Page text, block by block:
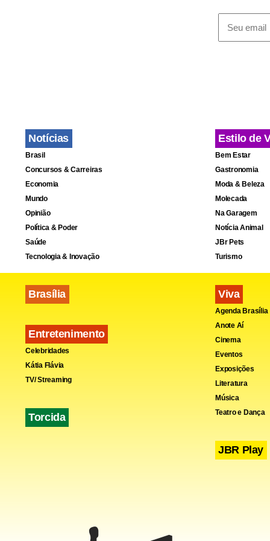
Notícias
Brasil
Concursos & Carreiras
Economia
Mundo
Opinião
Política & Poder
Saúde
Tecnologia & Inovação
Brasília
Entretenimento
Celebridades
Kátia Flávia
TV/ Streaming
Torcida
Estilo de
Bem Estar
Gastronomia
Moda & Beleza
Molecada
Na Garagem
Notícia Animal
JBr Pets
Turismo
Viva
Agenda Brasília
Anote Aí
Cinema
Eventos
Exposições
Literatura
Música
Teatro e Dança
JBR Play